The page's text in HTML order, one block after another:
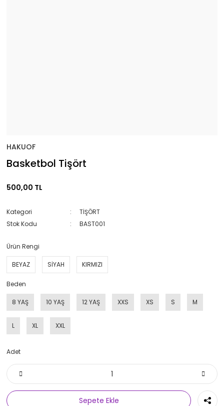
HAKUOF
Basketbol Tişört
500,00 TL
Kategori
TİŞÖRT
Stok Kodu
BAST001
Ürün Rengi
BEYAZ SİYAH KIRMIZI
Beden
8 YAŞ 10 YAŞ 12 YAŞ XXS XS S M
L XL XXL
Adet
Sepete Ekle